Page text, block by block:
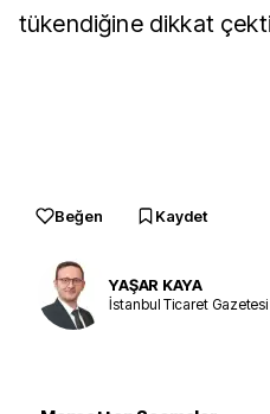
tükendiğine dikkat
Beğen Kaydet
YAŞAR KAYA
İstanbul Ticaret